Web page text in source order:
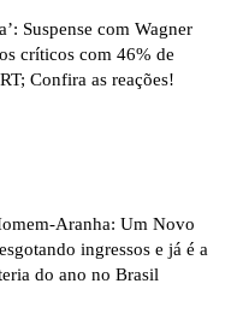
Suspense com Wagner
críticos com 46% de
Confira as reações!
Aranha: Um Novo
ingressos e já é a
do ano no Brasil